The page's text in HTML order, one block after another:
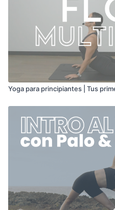
Yoga para principiantes | Tus